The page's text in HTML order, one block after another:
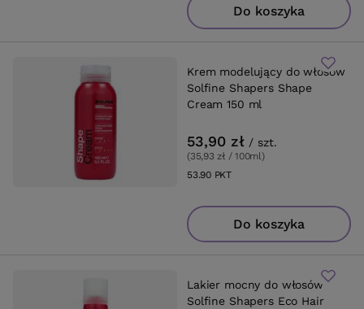
Do koszyka
Krem modelujący do włosów
Solfine Shapers Shape
Cream 150 ml
53,90 zł / szt.
(35,93 zł / 100ml)
53.90PKTpunktów
Do koszyka
Lakier mocny do włosów
Solfine Shapers Eco Hair